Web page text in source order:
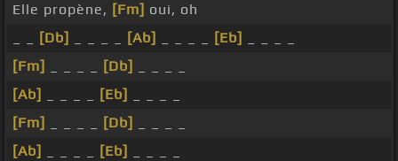
Elle propène, [Fm] oui, oh
[Db] [Ab] [Eb]
[Fm]
[Db]
[Ab]
[Eb]
[Fm]
[Db]
[Ab]
[Eb]